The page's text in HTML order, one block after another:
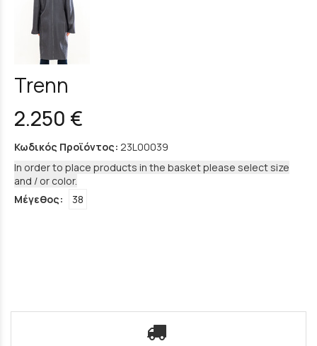
Trenn
2.250 €
Κωδικός Προϊόντος: 23L00039
In order to place products in the basket please select size
and / or color.
Μέγεθος:
38